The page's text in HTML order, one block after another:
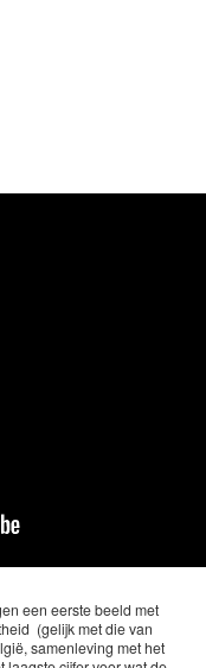
een eerste beeld met
(gelijk met die van
samenleving met het